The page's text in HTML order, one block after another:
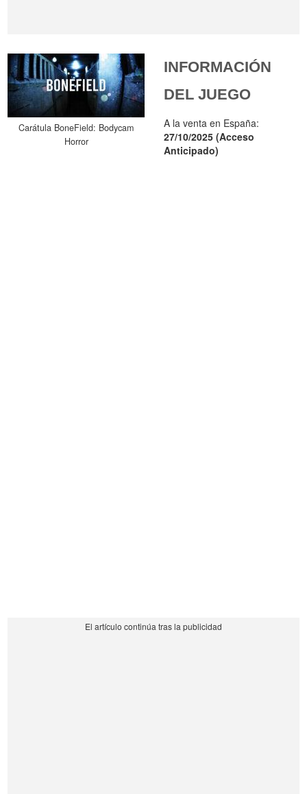
Carátula BoneField: Bodycam
Horror
INFORMACIÓN
DEL JUEGO
A la venta en España:
27/10/2025 (Acceso
Anticipado)